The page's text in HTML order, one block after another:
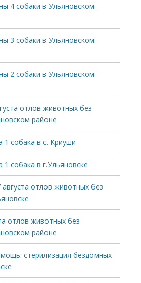
4 собаки в Ульяновском
3 собаки в Ульяновском
2 собаки в Ульяновском
отлов животных без
районе
1 собака в с. Криуши
собака в г.Ульяновске
отлов животных без
отлов животных без
районе
стерилизация бездомных